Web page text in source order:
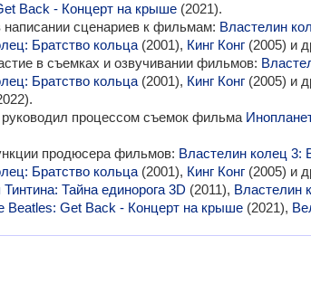
Back - Концерт на крыше(2021).
написании сценариев к фильмам: Властелин
Братство кольца(2001), Кинг Конг(2005) и
в съемках и озвучивании фильмов:
Братство кольца(2001), Кинг Конг(2005) и
руководил процессом съемок фильма
продюсера фильмов: Властелин колец 3:
Братство кольца(2001), Кинг Конг(2005) и
Тайна единорога 3D (2011), Властелин
Beatles: Get Back - Концерт на крыше(2021),